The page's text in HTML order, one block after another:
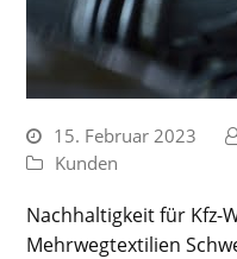
15. Februar 2023
Kunden
Nachhaltigkeit für Kfz-
Mehrwegtextilien